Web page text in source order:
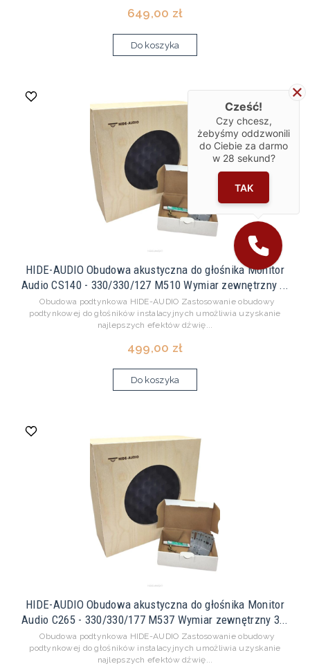
649,00 zł
Do koszyka
HIDE-AUDIO Obudowa akustyczna do głośnika Monitor
Audio CS140 - 330/330/127 M510 Wymiar zewnętrzny ...
Obudowa podtynkowa HIDE-AUDIO Zastosowanie obudowy
podtynkowej do głośników instalacyjnych umożliwia uzyskanie
najlepszych efektów dźwię...
499,00 zł
Do koszyka
HIDE-AUDIO Obudowa akustyczna do głośnika Monitor
Audio C265 - 330/330/177 M537 Wymiar zewnętrzny 3...
Obudowa podtynkowa HIDE-AUDIO Zastosowanie obudowy
podtynkowej do głośników instalacyjnych umożliwia uzyskanie
najlepszych efektów dźwię...
Cześć!
Czy chcesz,
żebyśmy oddzwonili
do Ciebie za darmo
w 28 sekund?
TAK